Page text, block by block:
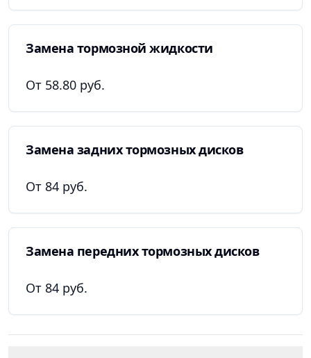
Замена тормозной жидкости
От 58.80 руб.
Замена задних тормозных дисков
От 84 руб.
Замена передних тормозных дисков
От 84 руб.